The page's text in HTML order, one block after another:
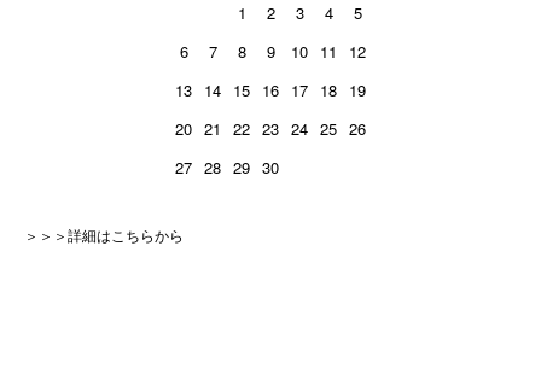
1
2 3 4
5
6
7 8 9 10 11
12
13 14 15 16 17 18 19
20 21 22 23 24 25 26
27 28 29 30
＞＞＞詳細はこちらから